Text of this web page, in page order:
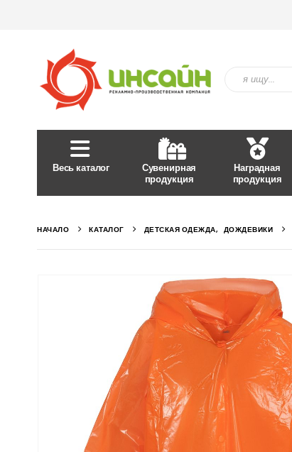
Весь каталог
Сувенирная
продукция
Наградная
продукция
НАЧАЛО КАТАЛОГ ДЕТСКАЯ ОДЕЖДА, ДОЖДЕВИКИ